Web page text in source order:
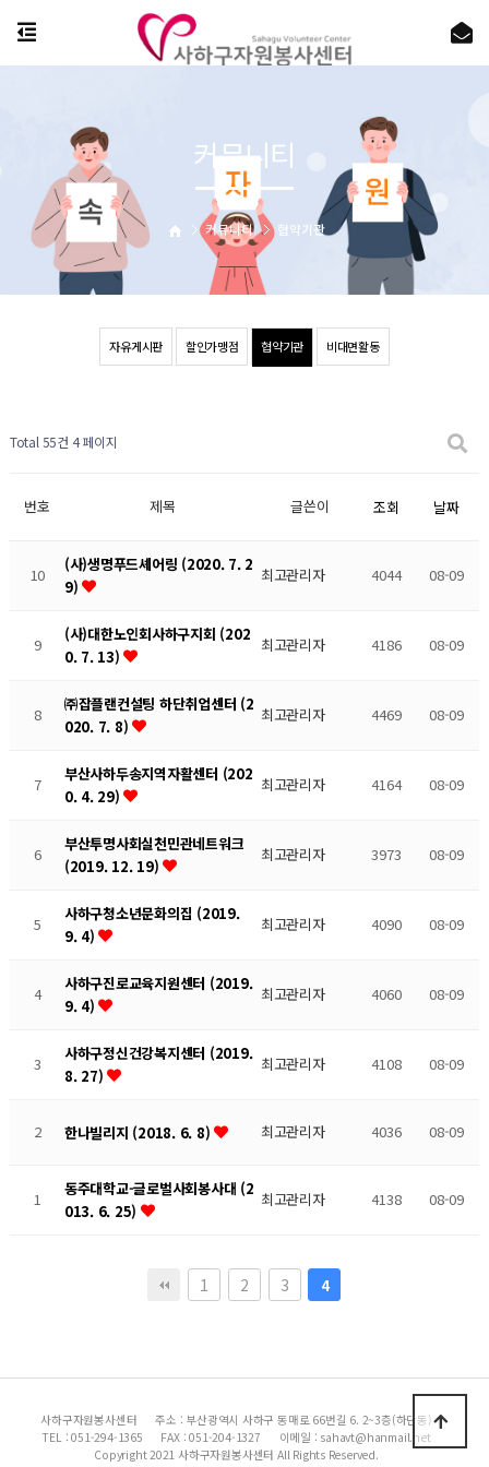
자유게시판 할인가맹점 협약기관 비대면활동
커뮤니티 협약기관
커뮤니티
Total 55건 4 페이지
번호 제목 글쓴이 조회 날짜
10
(사)생명푸드셰어링 (2020. 7. 2
9)
최고관리자 4044 08-09
9
(사)대한노인회사하구지회 (202
0. 7. 13)
최고관리자 4186 08-09
8
㈜잡플랜컨설팅 하단취업센터 (2
020. 7. 8)
최고관리자 4469 08-09
7
부산사하두송지역자활센터 (202
0. 4. 29)
최고관리자 4164 08-09
6
부산투명사회실천민관네트워크
(2019. 12. 19)
최고관리자 3973 08-09
5
사하구청소년문화의집 (2019.
9. 4)
최고관리자 4090 08-09
4
사하구진로교육지원센터 (2019.
9. 4)
최고관리자 4060 08-09
3
사하구정신건강복지센터 (2019.
8. 27)
최고관리자 4108 08-09
2 한나빌리지 (2018. 6. 8) 최고관리자 4036 08-09
1
동주대학교-글로벌사회봉사대 (2
013. 6. 25)
최고관리자 4138 08-09
1 2 3 4
사하구자원봉사센터
주소 : 부산광역시 사하구 동매로 66번길 6. 2~3층(하단동)
TEL : 051-294-1365
FAX : 051-204-1327
이메일 : sahavt@hanmail.net
Copyright 2021 사하구자원봉사센터 All Rights Reserved.